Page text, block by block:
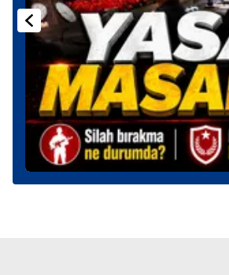
kullanılmaktadır. Bu çerezler
verileriniz işlenmekte olup gerekli olan
toplumu hizmetlerinin sunulması
kullanılmaktadır. Diğer çerezler,
kılınması ve kişiselleştirilmesi ve
reklam/pazarlama faaliyetlerinin
sınırlı olarak açık rızanız dahilinde
Çerezlere ilişkin tercihlerinizi aşağıda
vasıtasıyla belirleyebilirsiniz.